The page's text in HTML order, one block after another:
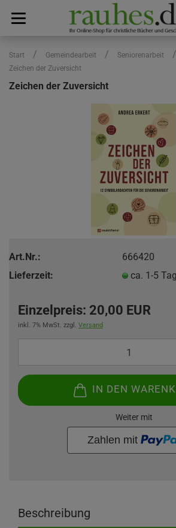
Start / Gemeindearbeit / Seniorenarbeit /
Zeichen der Zuversicht
Zeichen der Zuversicht
Art.Nr.:
666420
Lieferzeit:
ca. 1-5
Einzelpreis: 20,00 EUR
inkl. 7% MwSt. zzgl. Versand
IN DEN
Weiter mit
Beschreibung